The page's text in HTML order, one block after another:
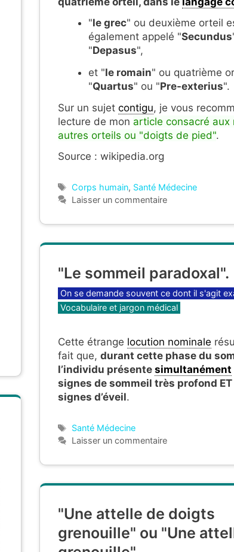
"le grec" ou deuxième orteil
également appelé "Secundus
"Depasus",
et "le romain" ou quatrième
"Quartus" ou "Pre-exterius".
Sur un sujet contigu, je vous
lecture de mon article consacré aux
autres orteils ou "doigts de pied".
Source : wikipedia.org
Étiquettes
Corps humain, Santé Médecine
Laisser un commentaire
"Le sommeil paradoxal".
Catégories
On se demande souvent ce dont il s'agit
Vocabulaire et jargon médical
Cette étrange locution nominale
fait que, durant cette phase du
l’individu présente simultanément
signes de sommeil très profond ET
signes d’éveil.
Étiquettes
Santé Médecine
Laisser un commentaire
"Une attelle de doigts
grenouille" ou "Une